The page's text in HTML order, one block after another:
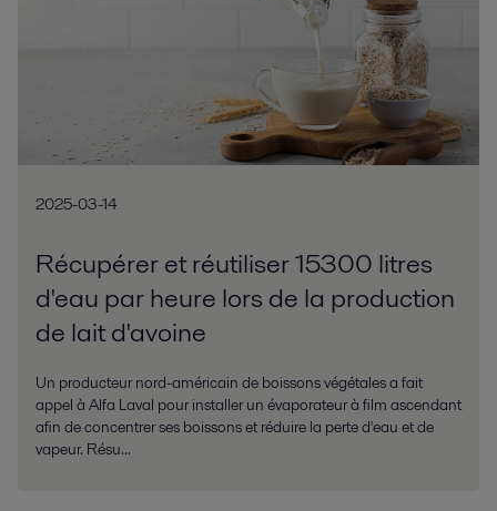
2025-03-14
Récupérer et réutiliser 15300 litres
d'eau par heure lors de la production
de lait d'avoine
Un producteur nord-américain de boissons végétales a fait
appel à Alfa Laval pour installer un évaporateur à film ascendant
afin de concentrer ses boissons et réduire la perte d'eau et de
vapeur. Résu...